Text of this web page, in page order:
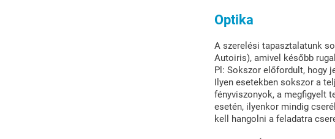
Optika
A szerelési tapasztalatunk
Autoiris), amivel később
Pl: Sokszor előfordult, hogy
Ilyen esetekben sokszor a
fényviszonyok, a megfigyelt
esetén, ilyenkor mindig
kell hangolni a feladatra